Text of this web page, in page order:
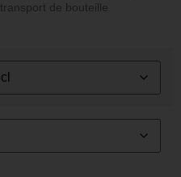
transport de bouteille